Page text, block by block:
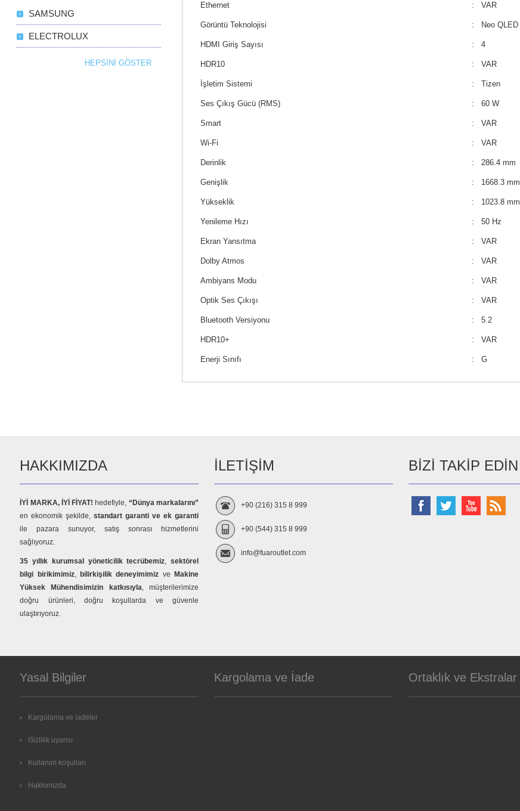
Ethernet : VAR
Görüntü Teknolojisi : Neo QLED
HDMI Giriş Sayısı : 4
HDR10 : VAR
İşletim Sistemi : Tizen
Ses Çıkış Gücü (RMS) : 60 W
Smart : VAR
Wi-Fi : VAR
Derinlik : 286.4 mm
Genişlik : 1668.3 mm
Yükseklik : 1023.8 mm
Yenileme Hızı : 50 Hz
Ekran Yansıtma : VAR
Dolby Atmos : VAR
Ambiyans Modu : VAR
Optik Ses Çıkışı : VAR
Bluetooth Versiyonu : 5.2
HDR10+ : VAR
Enerji Sınıfı : G
SAMSUNG
ELECTROLUX
HEPSINI GÖSTER
HAKKIMIZDA
İYİ MARKA, İYİ FİYAT! hedefiyle, “Dünya markalarını”
en ekonomik şekilde,standart garanti ve ek garanti
ile pazara sunuyor, satış sonrası hizmetlerini
sağlıyoruz.
35 yıllık kurumsal yöneticilik tecrübemiz,sektörel
bilgi birikimimiz, bilirkişilik deneyimimiz ve
Makine
Yüksek Mühendisimizin katkısıyla, müşterilerimize
doğru ürünleri, doğru koşullarda ve güvenle
ulaştırıyoruz.
İLETIŞIM
+90 (216) 315 8 999
+90 (544) 315 8 999
info@fuaroutlet.com
BIZI TAKIP EDIN
Yasal Bilgiler
Kargolama ve iadeler
Gizlilik uyarısı
Kullanım koşulları
Hakkımızda
Kargolama ve İade Ortaklık ve Ekstralar